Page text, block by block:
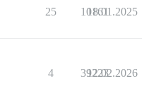
25 10161
18.01.2025
4 39223
12.02.2026